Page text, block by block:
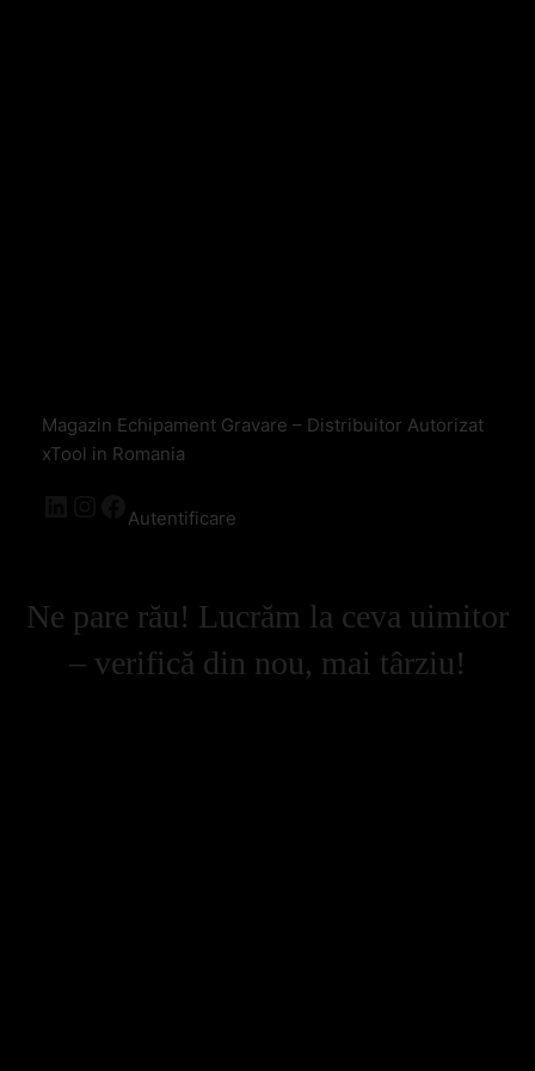
Magazin Echipament Gravare – Distribuitor Autorizat
xTool in Romania
Autentificare
Ne pare rău! Lucrăm la ceva uimitor
– verifică din nou, mai târziu!